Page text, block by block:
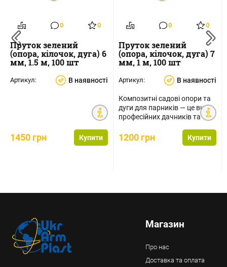
0 0
Пруток зелений
(опора, кілочок, дуга) 6
мм, 1.5 м, 100 шт
Артикул: В наявності
1450 грн Купити
0 0
Пруток зелений
(опора, кілочок, дуга) 7
мм, 1 м, 100 шт
Артикул: В наявності
Композитні садові опори та
дуги для парників — це вибір
професійних дачників та
1200 грн Купити
Магазин
Про нас
Доставка та оплата